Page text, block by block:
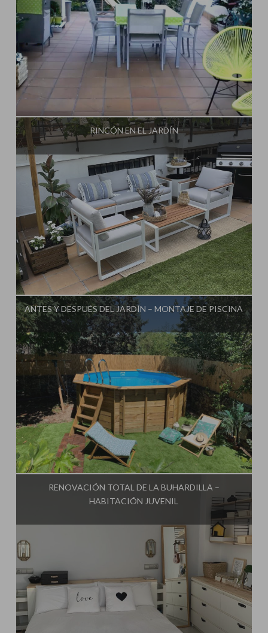
RINCÓN EN EL JARDÍN
Influencer:Mimo de Mami
ANTES Y DESPUÉS DEL JARDÍN – MONTAJE DE PISCINA
Influencer:Mimo de Mami
RENOVACIÓN TOTAL DE LA BUHARDILLA –
HABITACIÓN JUVENIL